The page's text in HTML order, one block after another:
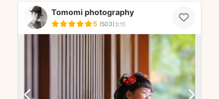
Tomomi photography
5 (503)女性